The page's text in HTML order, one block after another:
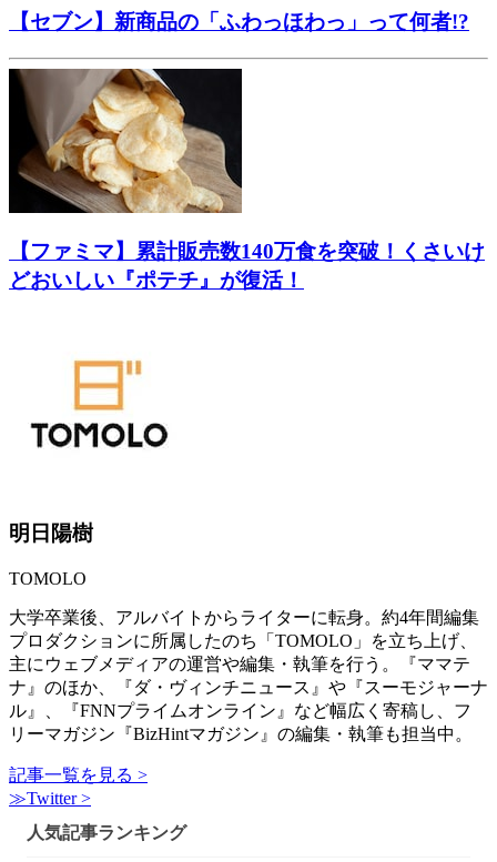
【セブン】新商品の「ふわっほわっ」って何者!?
【ファミマ】累計販売数140万食を突破！くさいけ
どおいしい『ポテチ』が復活！
明日陽樹
TOMOLO
大学卒業後、アルバイトからライターに転身。約4年間編集
プロダクションに所属したのち「TOMOLO」を立ち上げ、
主にウェブメディアの運営や編集・執筆を行う。『ママテ
ナ』のほか、『ダ・ヴィンチニュース』や『スーモジャーナ
ル』、『FNNプライムオンライン』など幅広く寄稿し、フ
リーマガジン『BizHintマガジン』の編集・執筆も担当中。
記事一覧を見る >
≫Twitter >
人気記事ランキング